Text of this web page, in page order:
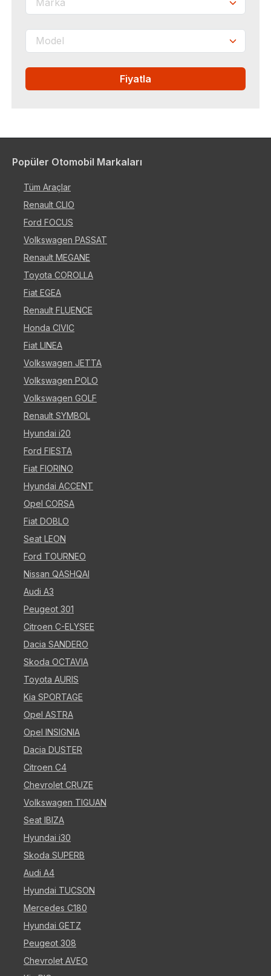
Fiyatla
Popüler Otomobil Markaları
Tüm Araçlar
Renault CLIO
Ford FOCUS
Volkswagen PASSAT
Renault MEGANE
Toyota COROLLA
Fiat EGEA
Renault FLUENCE
Honda CIVIC
Fiat LINEA
Volkswagen JETTA
Volkswagen POLO
Volkswagen GOLF
Renault SYMBOL
Hyundai i20
Ford FIESTA
Fiat FIORINO
Hyundai ACCENT
Opel CORSA
Fiat DOBLO
Seat LEON
Ford TOURNEO
Nissan QASHQAI
Audi A3
Peugeot 301
Citroen C-ELYSEE
Dacia SANDERO
Skoda OCTAVIA
Toyota AURIS
Kia SPORTAGE
Opel ASTRA
Opel INSIGNIA
Dacia DUSTER
Citroen C4
Chevrolet CRUZE
Volkswagen TIGUAN
Seat IBIZA
Hyundai i30
Skoda SUPERB
Audi A4
Hyundai TUCSON
Mercedes C180
Hyundai GETZ
Peugeot 308
Chevrolet AVEO